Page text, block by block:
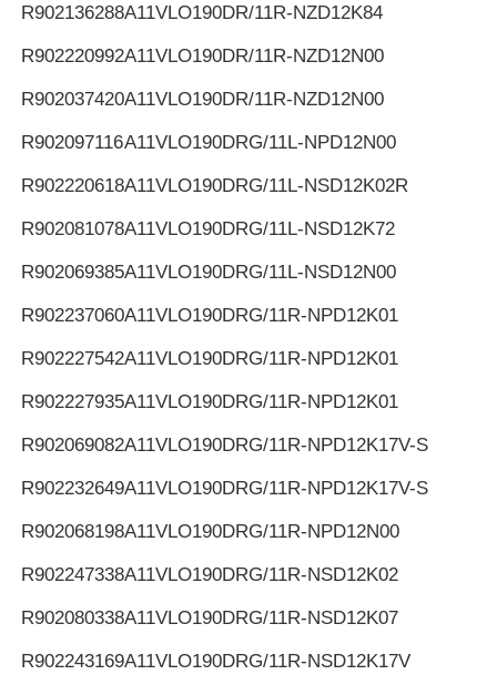
R902136288A11VLO190DR/11R-NZD12K84
R902220992A11VLO190DR/11R-NZD12N00
R902037420A11VLO190DR/11R-NZD12N00
R902097116A11VLO190DRG/11L-NPD12N00
R902220618A11VLO190DRG/11L-NSD12K02R
R902081078A11VLO190DRG/11L-NSD12K72
R902069385A11VLO190DRG/11L-NSD12N00
R902237060A11VLO190DRG/11R-NPD12K01
R902227542A11VLO190DRG/11R-NPD12K01
R902227935A11VLO190DRG/11R-NPD12K01
R902069082A11VLO190DRG/11R-NPD12K17V-S
R902232649A11VLO190DRG/11R-NPD12K17V-S
R902068198A11VLO190DRG/11R-NPD12N00
R902247338A11VLO190DRG/11R-NSD12K02
R902080338A11VLO190DRG/11R-NSD12K07
R902243169A11VLO190DRG/11R-NSD12K17V